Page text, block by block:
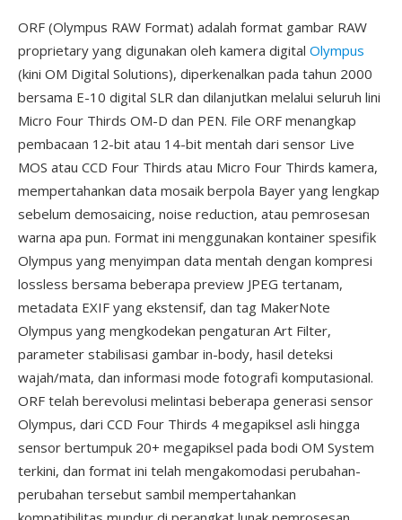
ORF (Olympus RAW Format) adalah format gambar RAW
proprietary yang digunakan oleh kamera digital Olympus
(kini OM Digital Solutions), diperkenalkan pada tahun 2000
bersama E-10 digital SLR dan dilanjutkan melalui seluruh lini
Micro Four Thirds OM-D dan PEN. File ORF menangkap
pembacaan 12-bit atau 14-bit mentah dari sensor Live
MOS atau CCD Four Thirds atau Micro Four Thirds kamera,
mempertahankan data mosaik berpola Bayer yang lengkap
sebelum demosaicing, noise reduction, atau pemrosesan
warna apa pun. Format ini menggunakan kontainer spesifik
Olympus yang menyimpan data mentah dengan kompresi
lossless bersama beberapa preview JPEG tertanam,
metadata EXIF yang ekstensif, dan tag MakerNote
Olympus yang mengkodekan pengaturan Art Filter,
parameter stabilisasi gambar in-body, hasil deteksi
wajah/mata, dan informasi mode fotografi komputasional.
ORF telah berevolusi melintasi beberapa generasi sensor
Olympus, dari CCD Four Thirds 4 megapiksel asli hingga
sensor bertumpuk 20+ megapiksel pada bodi OM System
terkini, dan format ini telah mengakomodasi perubahan-
perubahan tersebut sambil mempertahankan